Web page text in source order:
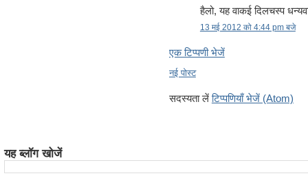
हैलो, यह वाकई दिलचस्प
13 मई 2012 को 4:44 pm बजे
एक टिप्पणी भेजें
नई पोस्ट
सदस्यता लेंटिप्पणियाँ भेजें (Atom)
यह ब्लॉग खोजें